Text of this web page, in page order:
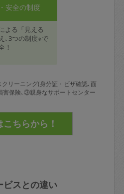
安全の制度
よる「見える
､3つの制度※で
！
リーニング(身分証・ビザ確認､面
保険､③親身なサポートセンター
ビスとの違い